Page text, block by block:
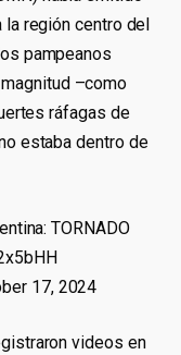
la región centro del
pampeanos
–como
ráfagas de
estaba dentro de
TORNADO
17, 2024
videos en